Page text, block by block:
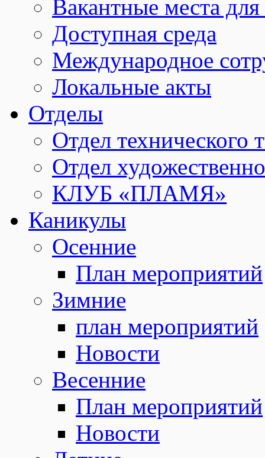
Вакантные места
Доступная среда
Международное
Локальные акты
Отделы
Отдел технического
Отдел
КЛУБ «ПЛАМЯ»
Каникулы
Осенние
План мероприятий
Зимние
план мероприятий
Новости
Весенние
План мероприятий
Новости